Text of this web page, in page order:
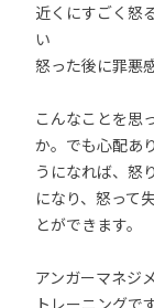
近くにすごく怒
い
怒った後に罪悪
こんなことを思
か。でも心配あ
うになれば、怒
になり、怒って
とができます。
アンガーマネジ
トレーニングで